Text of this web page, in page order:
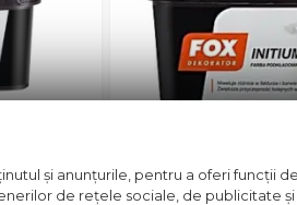
și anunțurile, pentru a oferi funcții
de rețele sociale, de publicitate